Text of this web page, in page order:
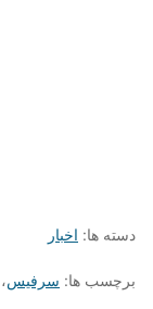
دسته ها: اخبار
برچسب ها: سرفیس،